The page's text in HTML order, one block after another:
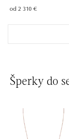
Pařížská 1076/
Chlumecká
dnes
ALO
od 2 310 €
Šperky do